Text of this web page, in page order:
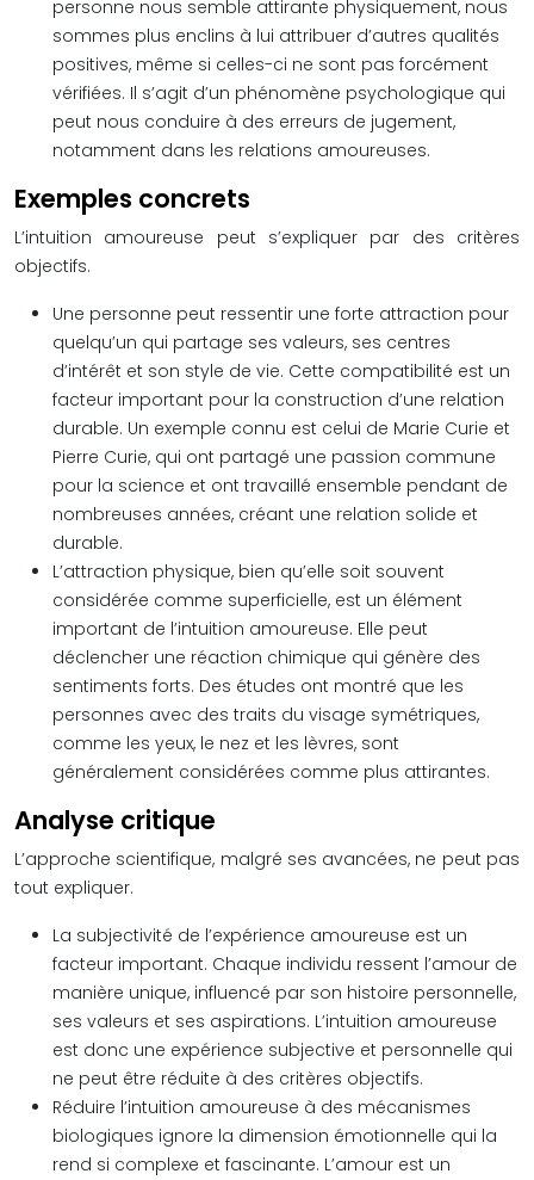
personne nous semble attirante physiquement, nous
sommes plus enclins à lui attribuer d’autres qualités
positives, même si celles-ci ne sont pas forcément
vérifiées. Il s’agit d’un phénomène psychologique qui
peut nous conduire à des erreurs de jugement,
notamment dans les relations amoureuses.
Exemples concrets
L’intuition amoureuse peut s’expliquer par des critères
objectifs.
Une personne peut ressentir une forte attraction pour
quelqu’un qui partage ses valeurs, ses centres
d’intérêt et son style de vie. Cette compatibilité est un
facteur important pour la construction d’une relation
durable. Un exemple connu est celui de Marie Curie et
Pierre Curie, qui ont partagé une passion commune
pour la science et ont travaillé ensemble pendant de
nombreuses années, créant une relation solide et
durable.
L’attraction physique, bien qu’elle soit souvent
considérée comme superficielle, est un élément
important de l’intuition amoureuse. Elle peut
déclencher une réaction chimique qui génère des
sentiments forts. Des études ont montré que les
personnes avec des traits du visage symétriques,
comme les yeux, le nez et les lèvres, sont
généralement considérées comme plus attirantes.
Analyse critique
L’approche scientifique, malgré ses avancées, ne peut pas
tout expliquer.
La subjectivité de l’expérience amoureuse est un
facteur important. Chaque individu ressent l’amour de
manière unique, influencé par son histoire personnelle,
ses valeurs et ses aspirations. L’intuition amoureuse
est donc une expérience subjective et personnelle qui
ne peut être réduite à des critères objectifs.
Réduire l’intuition amoureuse à des mécanismes
biologiques ignore la dimension émotionnelle qui la
rend si complexe et fascinante. L’amour est un